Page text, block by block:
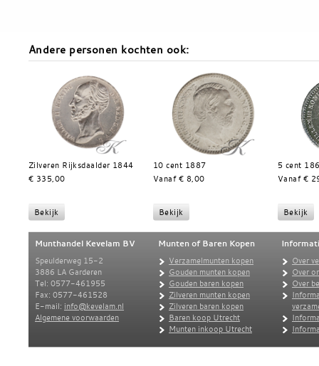
Andere personen kochten ook:
Zilveren Rijksdaalder 1844
€ 335,00
10 cent 1887
Vanaf € 8,00
5 cent
Vanaf €
Munthandel Kevelam BV
Speulderweg 15-2
3886 LA Garderen
Tel: 0577-461955
Fax: 0577-461528
E-mail: info@kevelam.nl
Algemene voorwaarden
Munten of Baren Kopen
Verzamelmunten kopen
Gouden munten kopen
Gouden baren kopen
Zilveren munten kopen
Zilveren baren kopen
Baren koop Utrecht
Munten inkoop Utrecht
Over
Over
Over